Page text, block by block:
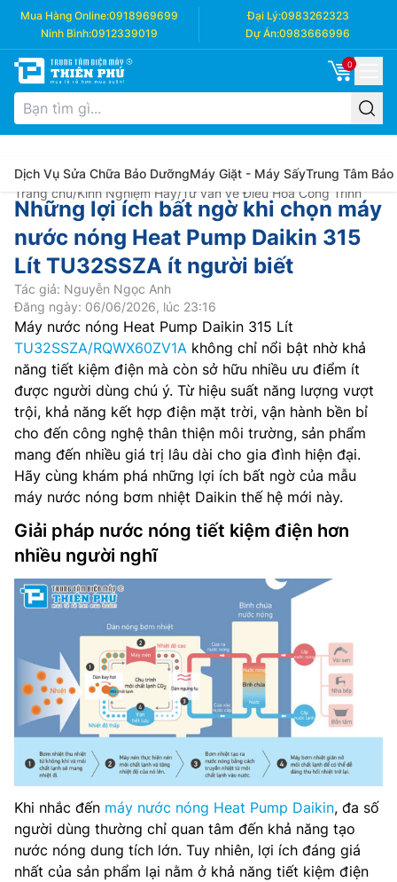
Mua Hàng Online:0918969699 Đại Lý:0983262323
Ninh Bình:0912339019 Dự Án:0983666996
0
Dịch Vụ Sửa Chữa Bảo DưỡngMáy Giặt - Máy SấyTrung Tâm Bảo
Trang chủ/Kinh Nghiệm Hay/Tư vấn về Điều Hòa Công Trình
Những lợi ích bất ngờ khi chọn máy
nước nóng Heat Pump Daikin 315
Lít TU32SSZA ít người biết
Tác giả: Nguyễn Ngọc Anh
Đăng ngày: 06/06/2026, lúc 23:16
Máy nước nóng Heat Pump Daikin 315 Lít
TU32SSZA/RQWX60ZV1A không chỉ nổi bật nhờ khả
năng tiết kiệm điện mà còn sở hữu nhiều ưu điểm ít
được người dùng chú ý. Từ hiệu suất năng lượng vượt
trội, khả năng kết hợp điện mặt trời, vận hành bền bỉ
cho đến công nghệ thân thiện môi trường, sản phẩm
mang đến nhiều giá trị lâu dài cho gia đình hiện đại.
Hãy cùng khám phá những lợi ích bất ngờ của mẫu
máy nước nóng bơm nhiệt Daikin thế hệ mới này.
Giải pháp nước nóng tiết kiệm điện hơn
nhiều người nghĩ
Khi nhắc đến máy nước nóng Heat Pump Daikin, đa số
người dùng thường chỉ quan tâm đến khả năng tạo
nước nóng dung tích lớn. Tuy nhiên, lợi ích đáng giá
nhất của sản phẩm lại nằm ở khả năng tiết kiệm điện